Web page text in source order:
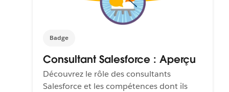
Badge
Consultant Salesforce : Aperçu
Découvrez le rôle des consultants
Salesforce et les compétences dont ils